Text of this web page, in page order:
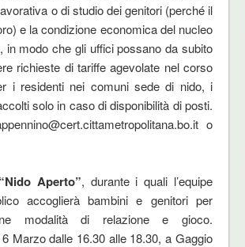
o di studio dei genitori (perché il
e la condizione economica del nucleo
in modo che gli uffici possano da subito
richieste di tariffe agevolate nel corso
i residenti nei comuni sede di nido, i
solo in caso di disponibilità di posti.
o
Aperto”, durante i quali l’equipe
accoglierà bambini e genitori per
modalità di relazione e gioco.
Marzo dalle 16.30 alle 18.30, a Gaggio